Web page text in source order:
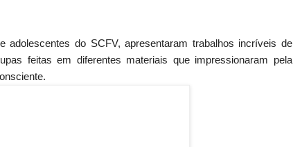
adolescentes do SCFV, apresentaram trabalhos incríveis de
feitas em diferentes materiais que impressionaram pela